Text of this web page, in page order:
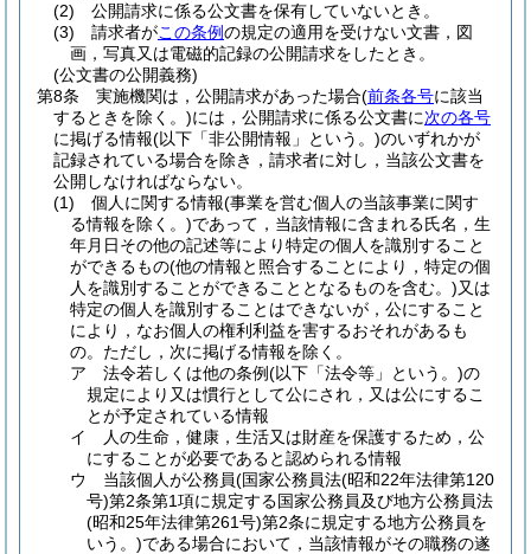
(2)
公開請求に係る公文書を保有していないとき。
(3)
請求者がこの条例の規定の適用を受けない文書，図
画，写真又は電磁的記録の公開請求をしたとき。
(公文書の公開義務)
第8条
実施機関は，公開請求があった場合(前条各号に該当
するときを除く。)には，公開請求に係る公文書に次の各号
に掲げる情報(以下「非公開情報」という。)のいずれかが
記録されている場合を除き，請求者に対し，当該公文書を
公開しなければならない。
(1)
個人に関する情報(事業を営む個人の当該事業に関す
る情報を除く。)であって，当該情報に含まれる氏名，生
年月日その他の記述等により特定の個人を識別すること
ができるもの(他の情報と照合することにより，特定の個
人を識別することができることとなるものを含む。)又は
特定の個人を識別することはできないが，公にすること
により，なお個人の権利利益を害するおそれがあるも
の。 ただし，次に掲げる情報を除く。
ア
法令若しくは他の条例(以下「法令等」という。)の
規定により又は慣行として公にされ，又は公にするこ
とが予定されている情報
イ
人の生命，健康，生活又は財産を保護するため，公
にすることが必要であると認められる情報
ウ
当該個人が公務員(国家公務員法(昭和22年法律第120
号)第2条第1項に規定する国家公務員及び地方公務員法
(昭和25年法律第261号)第2条に規定する地方公務員を
いう。)である場合において，当該情報がその職務の遂